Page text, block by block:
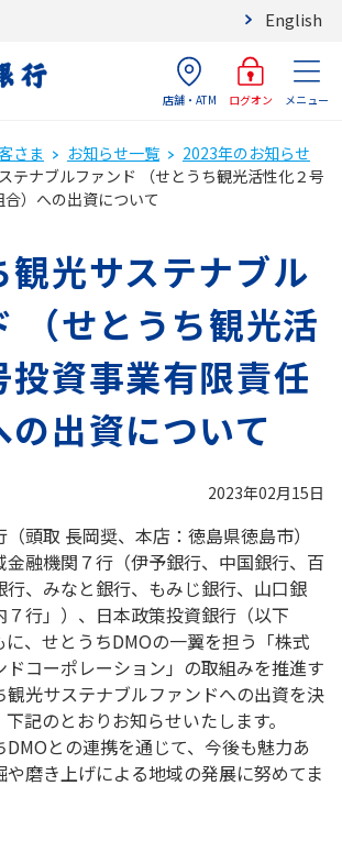
English
店舗・ATM ログオン メニュー
さま お知らせ一覧
2023年のお知らせ
テナブルファンド （せとうち観光活性化２号
）への出資について
観光サステナブル
（せとうち観光活
投資事業有限責任
出資について
2023年02月15日
頭取 長岡奨、本店：徳島県徳島市）
金融機関７行（伊予銀行、中国銀行、百
行、みなと銀行、もみじ銀行、山口銀
行」）、日本政策投資銀行（以下
に、せとうちDMOの一翼を担う「株式
ドコーポレーション」の取組みを推進す
観光サステナブルファンドへの出資を決
記のとおりお知らせいたします。
との連携を通じて、今後も魅力あ
や磨き上げによる地域の発展に努めてま